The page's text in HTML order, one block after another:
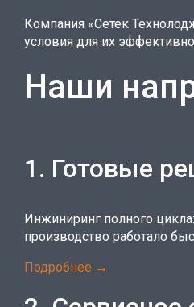
Компания «Сетек
условия для их
Наши
1. Готовые
Инжиниринг полного
производство работало
Подробнее →